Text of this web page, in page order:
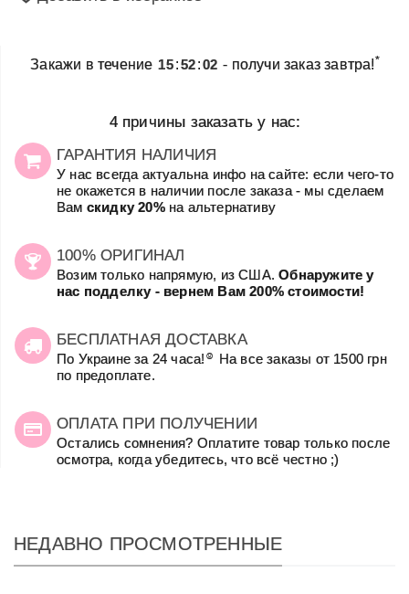
Закажи в течение 15:52:02 - получи заказ завтра!*
4 причины заказать у нас:
ГАРАНТИЯ НАЛИЧИЯ
У нас всегда актуальна инфо на сайте: если чего-то
не окажется в наличии после заказа - мы сделаем
Вам скидку 20%на альтернативу
100% ОРИГИНАЛ
Возим только напрямую, из США.Обнаружите у
нас подделку - вернем Вам 200% стоимости!
БЕСПЛАТНАЯ ДОСТАВКА
По Украине за 24 часа! ☺
На все заказы от 1500 грн
по предоплате.
ОПЛАТА ПРИ ПОЛУЧЕНИИ
Остались сомнения? Оплатите товар только после
осмотра, когда убедитесь, что всё честно ;)
НЕДАВНО ПРОСМОТРЕННЫЕ